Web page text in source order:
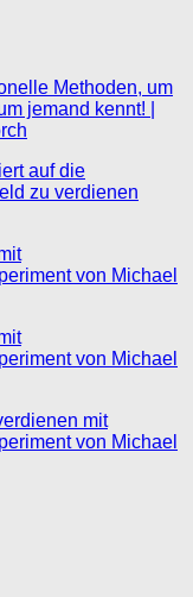
Methoden, um
jemand kennt! |
auf die
zu verdienen
von Michael
von Michael
mit
von Michael